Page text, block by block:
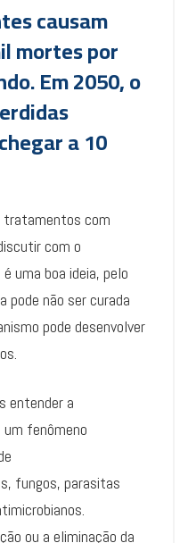
causam
mortes por
Em 2050, o
a 10
tratamentos com
com o
uma boa ideia, pelo
pode não ser curada
pode desenvolver
entender a
fenômeno
fungos, parasitas
ou a eliminação da